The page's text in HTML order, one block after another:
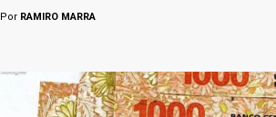
Por RAMIRO MARRA